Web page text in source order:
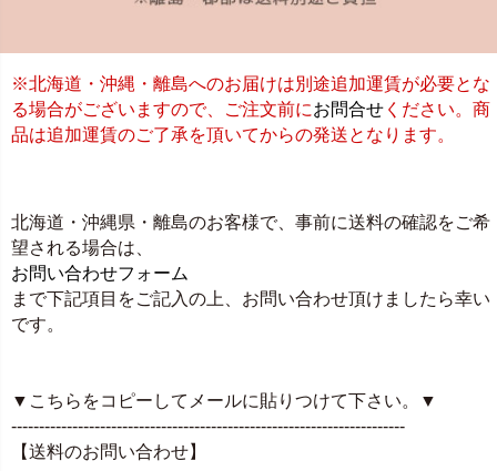
※北海道・沖縄・離島へのお届けは別途追加運賃が必要とな
る場合がございますので、ご注文前にお問合せ ください。商
品は追加運賃のご了承を頂いてからの発送となります。
北海道・沖縄県・離島のお客様で、事前に送料の確認をご希
望される場合は、
お問い合わせフォーム
まで下記項目をご記入の上、お問い合わせ頂けましたら幸い
です。
▼こちらをコピーしてメールに貼りつけて下さい。▼
-----------------------------------------------------------------------
【送料のお問い合わせ】